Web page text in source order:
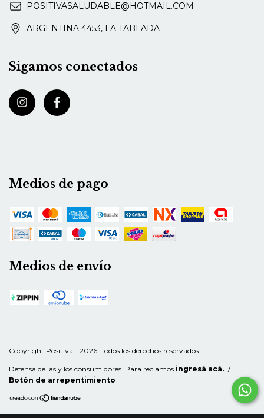
POSITIVASALUDABLE@HOTMAIL.COM
ARGENTINA 4453, LA TABLADA
Sigamos conectados
Medios de pago
Medios de envío
Copyright Positiva - 2026. Todos los derechos reservados.
Defensa de las y los consumidores. Para reclamos ingresá acá. /
Botón de arrepentimiento